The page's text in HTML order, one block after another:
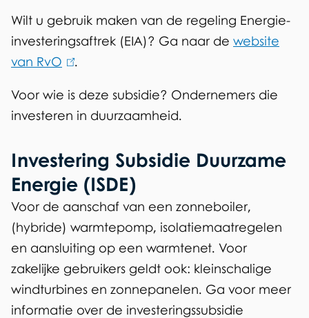
Wilt u gebruik maken van de regeling Energie-
investeringsaftrek (EIA)? Ga naar de website
van RvO
i
n
i
s
e
x
t
e
r
n
.
Voor wie is deze subsidie? Ondernemers die
investeren in duurzaamheid.
Investering Subsidie Duurzame
Energie (ISDE)
Voor de aanschaf van een zonneboiler,
(hybride) warmtepomp, isolatiemaatregelen
en aansluiting op een warmtenet. Voor
zakelijke gebruikers geldt ook: kleinschalige
windturbines en zonnepanelen. Ga voor meer
informatie over de investeringssubsidie